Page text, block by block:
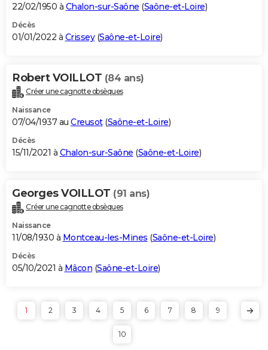
22/02/1950 à Chalon-sur-Saône (Saône-et-Loire)
Décès
01/01/2022 à Crissey(Saône-et-Loire)
Robert VOILLOT (84 ans)
Créer une cagnotte obsèques
Naissance
07/04/1937 au Creusot(Saône-et-Loire)
Décès
15/11/2021 à Chalon-sur-Saône (Saône-et-Loire)
Georges VOILLOT (91 ans)
Créer une cagnotte obsèques
Naissance
11/08/1930 à Montceau-les-Mines (Saône-et-Loire)
Décès
05/10/2021 à Mâcon (Saône-et-Loire)
1 2 3 4 5 6 7 8 9
10